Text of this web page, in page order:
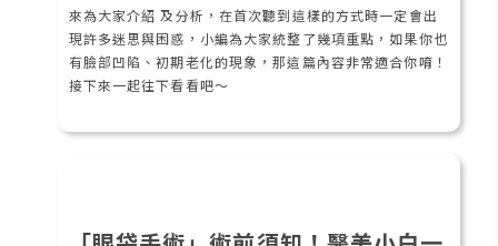
來為大家介紹 及分析，在首次聽到這樣的方式時一定會出
現許多迷思與困惑，小編為大家統整了幾項重點，如果你也
有臉部凹陷、初期老化的現象，那這篇內容非常適合你唷！
接下來一起往下看看吧～